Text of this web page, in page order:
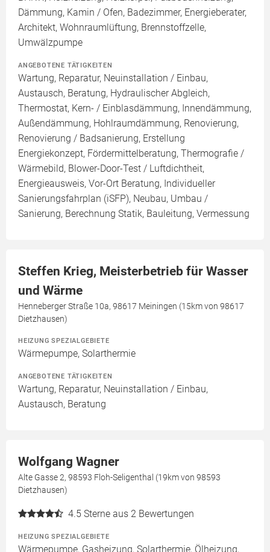
Dämmung, Kamin / Ofen, Badezimmer, Energieberater,
Architekt, Wohnraumlüftung, Brennstoffzelle,
Umwälzpumpe
ANGEBOTENE TÄTIGKEITEN
Wartung, Reparatur, Neuinstallation / Einbau,
Austausch, Beratung, Hydraulischer Abgleich,
Thermostat, Kern- / Einblasdämmung, Innendämmung,
Außendämmung, Hohlraumdämmung, Renovierung,
Renovierung / Badsanierung, Erstellung
Energiekonzept, Fördermittelberatung, Thermografie /
Wärmebild, Blower-Door-Test / Luftdichtheit,
Energieausweis, Vor-Ort Beratung, Individueller
Sanierungsfahrplan (iSFP), Neubau, Umbau /
Sanierung, Berechnung Statik, Bauleitung, Vermessung
Steffen Krieg, Meisterbetrieb für Wasser
und Wärme
Henneberger Straße 10a, 98617 Meiningen (15km von 98617
Dietzhausen)
HEIZUNG SPEZIALGEBIETE
Wärmepumpe, Solarthermie
ANGEBOTENE TÄTIGKEITEN
Wartung, Reparatur, Neuinstallation / Einbau,
Austausch, Beratung
Wolfgang Wagner
Alte Gasse 2, 98593 Floh-Seligenthal (19km von 98593
Dietzhausen)
4.5 Sterne aus 2 Bewertungen
HEIZUNG SPEZIALGEBIETE
Wärmepumpe, Gasheizung, Solarthermie, Ölheizung,